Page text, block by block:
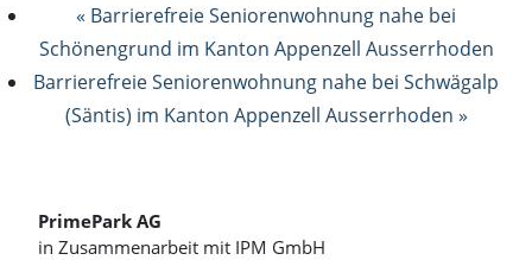
« Barrierefreie Seniorenwohnung nahe bei
Schönengrund im Kanton Appenzell Ausserrhoden
Barrierefreie Seniorenwohnung nahe bei Schwägalp
(Säntis) im Kanton Appenzell Ausserrhoden »
PrimePark AG
in Zusammenarbeit mit IPM GmbH